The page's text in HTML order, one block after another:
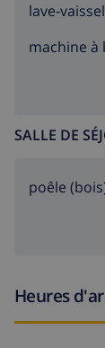
lave-
machine à
SALLE DE
poêle
Heures